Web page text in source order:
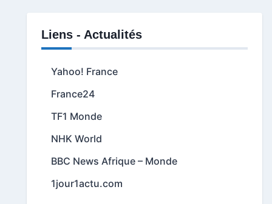
Liens - Actualités
Yahoo! France
France24
TF1 Monde
NHK World
BBC News Afrique – Monde
1jour1actu.com